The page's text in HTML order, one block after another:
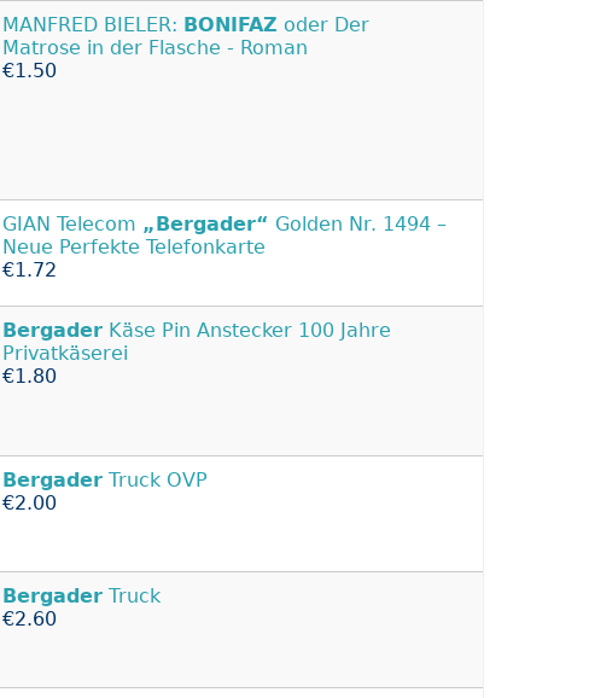
MANFRED BIELER: BONIFAZ oder Der
Matrose in der Flasche - Roman
€1.50
GIAN Telecom „Bergader“ Golden Nr. 1494 –
Neue Perfekte Telefonkarte
€1.72
Bergader Käse Pin Anstecker 100 Jahre
Privatkäserei
€1.80
Bergader Truck OVP
€2.00
Bergader Truck
€2.60